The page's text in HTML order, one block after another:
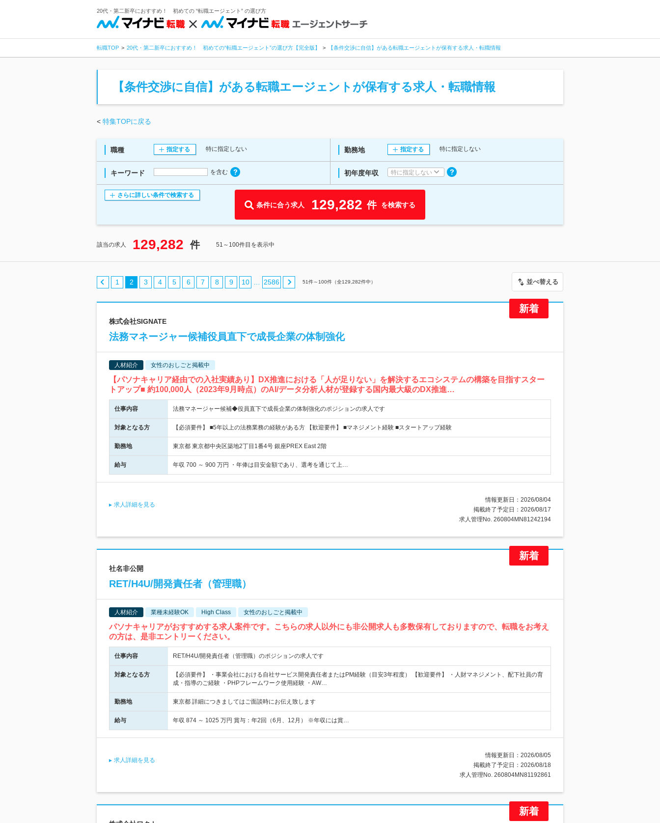
20代・第二新卒におすすめ！ 初めての “転職エージェント” の選び方
転職TOP 20代・第二新卒におすすめ！ 初めての“転職エージェント”の選び方【完全版】 【条件交渉に自信】がある転職エージェントが保有する求人・転職情報
【条件交渉に自信】がある転職エージェントが保有する求人・転職情報
< 特集TOPに戻る
職種 指定する 特に指定しない 勤務地 指定する 特に指定しない
キーワード を含む 初年度年収 特に指定しない
さらに詳しい条件で検索する
条件に合う求人 129,282 件 を検索する
該当の求人 129,282 件 51～100件目を表示中
1 2 3 4 5 6 7 8 9 10 … 2586 51件～ 100件（全129,282件中） 並べ替える
株式会社SIGNATE
法務マネージャー候補役員直下で成長企業の体制強化
人材紹介 女性のおしごと掲載中
【パソナキャリア経由での入社実績あり】DX推進における「人が足りない」を解決するエコシステムの構築を目指すスター
トアップ■ 約100,000人（2023年9月時点）のAI/データ分析人材が登録する国内最大級のDX推進…
仕事内容 法務マネージャー候補◆役員直下で成長企業の体制強化のポジションの求人です
対象となる方 【必須要件】 ■5年以上の法務業務の経験がある方 【歓迎要件】 ■マネジメント経験 ■スタートアップ経験
勤務地 東京都 東京都中央区築地2丁目1番4号 銀座PREX East 2階
給与 年収 700 ～ 900 万円 ・年俸は目安金額であり、選考を通じて上…
求人詳細を見る
情報更新日：2026/08/04
掲載終了予定日：2026/08/17
求人管理No. 260804MN81242194
社名非公開
RET/H4U/開発責任者（管理職）
人材紹介 業種未経験OK High Class 女性のおしごと掲載中
パソナキャリアがおすすめする求人案件です。こちらの求人以外にも非公開求人も多数保有しておりますので、転職をお考え
の方は、是非エントリーください。
仕事内容 RET/H4U/開発責任者（管理職）のポジションの求人です
対象となる方
【必須要件】 ・事業会社における自社サービス開発責任者またはPM経験（目安3年程度） 【歓迎要件】 ・人財マネジメント、配下社員の育
成・指導のご経験 ・PHPフレームワーク使用経験 ・AW…
勤務地 東京都 詳細につきましてはご面談時にお伝え致します
給与 年収 874 ～ 1025 万円 賞与：年2回（6月、12月） ※年収には賞…
求人詳細を見る
情報更新日：2026/08/05
掲載終了予定日：2026/08/18
求人管理No. 260804MN81192861